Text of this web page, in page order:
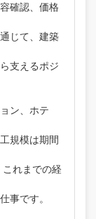
確認、価格
じて、建築
支えるポジ
ン、ホテ
規模は期間
れまでの経
事です。